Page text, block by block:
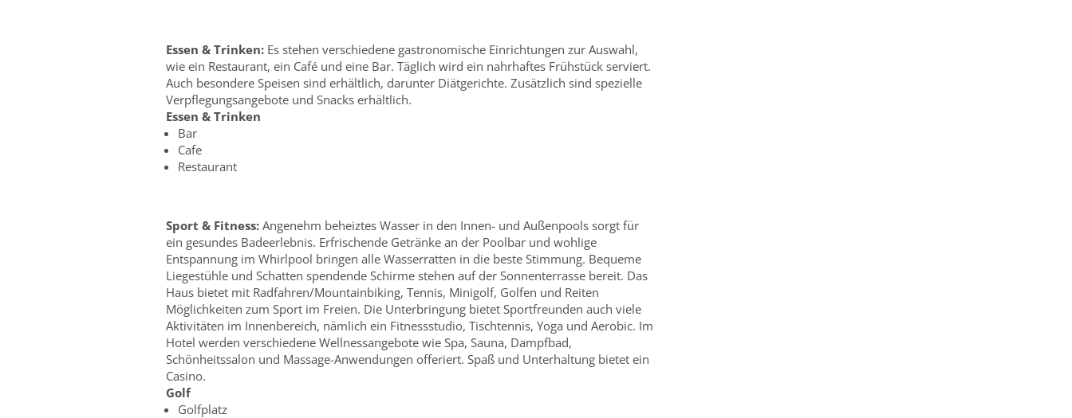
Essen & Trinken: Es stehen verschiedene gastronomische Einrichtungen zur Auswahl,
wie ein Restaurant, ein Café und eine Bar. Täglich wird ein nahrhaftes Frühstück serviert.
Auch besondere Speisen sind erhältlich, darunter Diätgerichte. Zusätzlich sind spezielle
Verpflegungsangebote und Snacks erhältlich.
Essen & Trinken
Bar
Cafe
Restaurant
Sport & Fitness: Angenehm beheiztes Wasser in den Innen- und Außenpools sorgt für
ein gesundes Badeerlebnis. Erfrischende Getränke an der Poolbar und wohlige
Entspannung im Whirlpool bringen alle Wasserratten in die beste Stimmung. Bequeme
Liegestühle und Schatten spendende Schirme stehen auf der Sonnenterrasse bereit. Das
Haus bietet mit Radfahren/Mountainbiking, Tennis, Minigolf, Golfen und Reiten
Möglichkeiten zum Sport im Freien. Die Unterbringung bietet Sportfreunden auch viele
Aktivitäten im Innenbereich, nämlich ein Fitnessstudio, Tischtennis, Yoga und Aerobic. Im
Hotel werden verschiedene Wellnessangebote wie Spa, Sauna, Dampfbad,
Schönheitssalon und Massage-Anwendungen offeriert. Spaß und Unterhaltung bietet ein
Casino.
Golf
Golfplatz